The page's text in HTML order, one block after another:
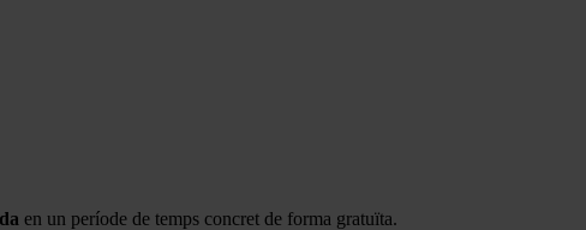
en un període de temps concret de forma gratuïta.